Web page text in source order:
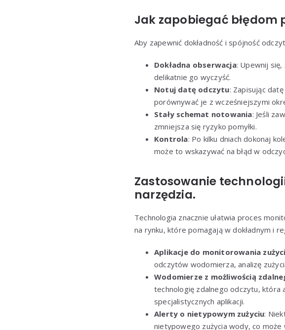
Jak zapobiegać błędom
Aby zapewnić dokładność i spójność
Dokładna obserwacja: Upewnij
delikatnie go wyczyść.
Notuj datę odczytu: Zapisując
porównywać je z wcześniejszymi
Stały schemat notowania: Jeśli
zmniejsza się ryzyko pomyłki.
Kontrola: Po kilku dniach dokonaj
może to wskazywać na błąd w
Zastosowanie
narzędzia.
Technologia znacznie ułatwia proces
na rynku, które pomagają w dokładnym i
Aplikacje do monitorowania
odczytów wodomierza, analizę
Wodomierze z możliwością
technologię zdalnego odczytu, która
specjalistycznych aplikacji.
Alerty o nietypowym zużyciu:
nietypowego zużycia wody, co może